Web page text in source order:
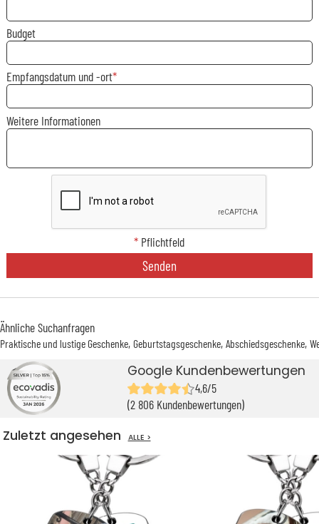
Budget
Empfangsdatum und -ort
Weitere Informationen
* Pflichtfeld
Senden
Ähnliche Suchanfragen
Praktische und lustige Geschenke Geburtstagsgeschenke Abschiedsgeschenke
Google Kundenbewertungen
4,6/5
(2 806 Kundenbewertungen)
Zuletzt angesehen ALLE >